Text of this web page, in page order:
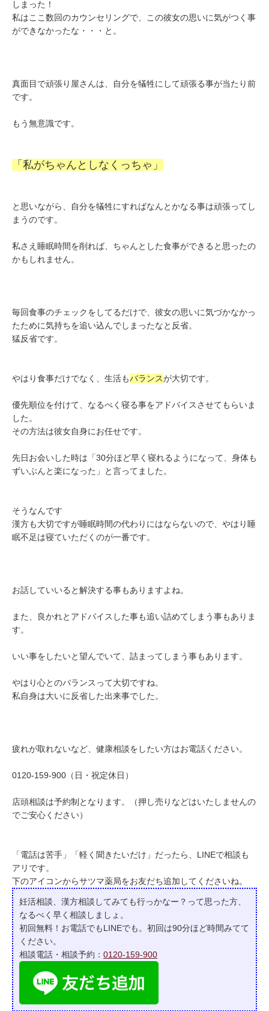
しまった！
私はここ数回のカウンセリングで、この彼女の思いに気がつく事
ができなかったな・・・と。
真面目で頑張り屋さんは、自分を犠牲にして頑張る事が当たり前
です。
もう無意識です。
「私がちゃんとしなくっちゃ」
と思いながら、自分を犠牲にすればなんとかなる事は頑張ってし
まうのです。
私さえ睡眠時間を削れば、ちゃんとした食事ができると思ったの
かもしれません。
毎回食事のチェックをしてるだけで、彼女の思いに気づかなかっ
たために気持ちを追い込んでしまったなと反省。
猛反省です。
やはり食事だけでなく、生活もバランスが大切です。
優先順位を付けて、なるべく寝る事をアドバイスさせてもらいま
した。
その方法は彼女自身にお任せです。
先日お会いした時は「30分ほど早く寝れるようになって、身体も
ずいぶんと楽になった」と言ってました。
そうなんです
漢方も大切ですが睡眠時間の代わりにはならないので、やはり睡
眠不足は寝ていただくのが一番です。
お話していいると解決する事もありますよね。
また、良かれとアドバイスした事も追い詰めてしまう事もありま
す。
いい事をしたいと望んでいて、詰まってしまう事もあります。
やはり心とのバランスって大切ですね。
私自身は大いに反省した出来事でした。
疲れが取れないなど、健康相談をしたい方はお電話ください。
0120-159-900（日・祝定休日）
店頭相談は予約制となります。（押し売りなどはいたしませんの
でご安心ください）
「電話は苦手」「軽く聞きたいだけ」だったら、LINEで相談も
アリです。
下のアイコンからサツマ薬局をお友だち追加してくださいね。
妊活相談、漢方相談してみても行っかなー？って思った方、
なるべく早く相談しましょ。
初回無料！お電話でもLINEでも。初回は90分ほど時間みてて
ください。
相談電話・相談予約： 0120-159-900